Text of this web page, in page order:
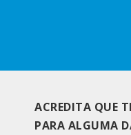
ACREDITA QUE
PARA ALGUMA